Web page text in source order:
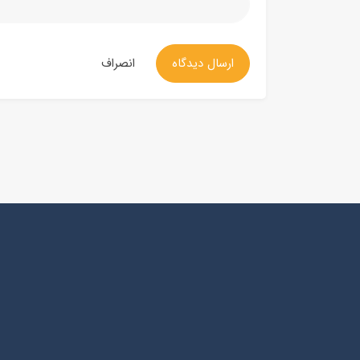
ارسال دیدگاه انصراف